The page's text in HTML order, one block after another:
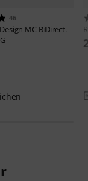
46
MC BiDirect.